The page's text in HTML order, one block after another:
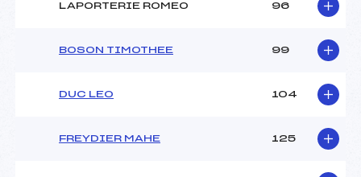
LAPORTERIE ROMEO 96
BOSON TIMOTHEE 99
DUC LEO 104
FREYDIER MAHE 125